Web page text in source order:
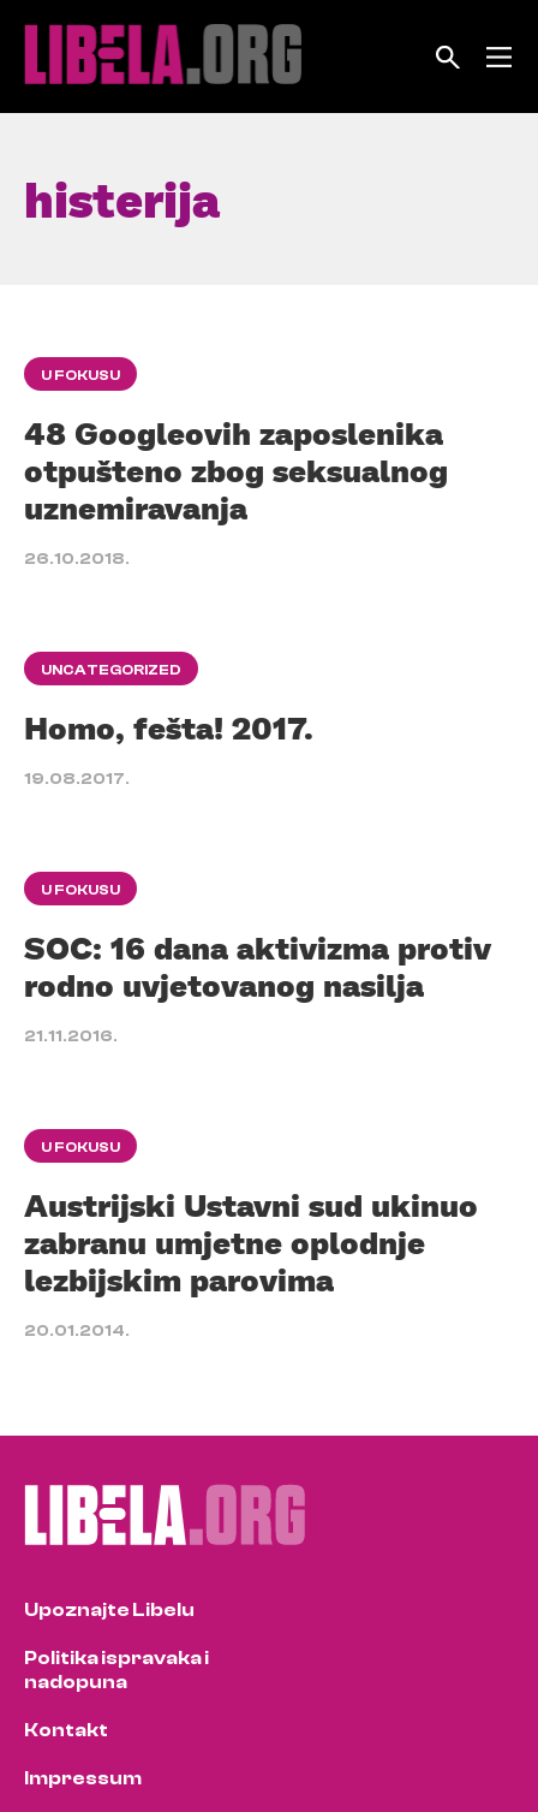
histerija
U FOKUSU
48 Googleovih zaposlenika
otpušteno zbog seksualnog
uznemiravanja
26.10.2018.
UNCATEGORIZED
Homo, fešta! 2017.
19.08.2017.
U FOKUSU
SOC: 16 dana aktivizma protiv
rodno uvjetovanog nasilja
21.11.2016.
U FOKUSU
Austrijski Ustavni sud ukinuo
zabranu umjetne oplodnje
lezbijskim parovima
20.01.2014.
Upoznajte Libelu
Politika ispravaka i
nadopuna
Kontakt
Impressum